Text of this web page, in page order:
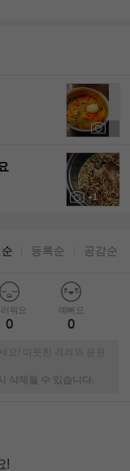
+1
등록순 공감순
러워요
0
예뻐요
0
! 따뜻한 격려와 응원
삭제될 수 있습니다.
!